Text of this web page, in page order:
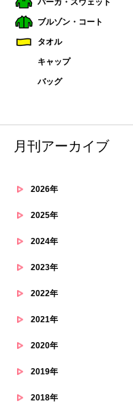
パーカ・スウェット
ブルゾン・コート
タオル
キャップ
バッグ
月刊アーカイブ
2026年
2025年
2024年
2023年
2022年
2021年
2020年
2019年
2018年